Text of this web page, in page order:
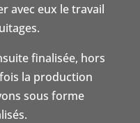
avec eux le travail
finalisée, hors
la production
sous forme